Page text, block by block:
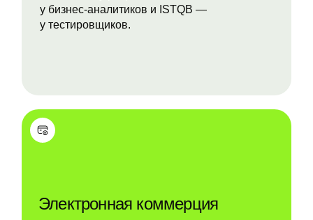
у бизнес-аналитиков и ISTQB —
у тестировщиков.
Электронная коммерция